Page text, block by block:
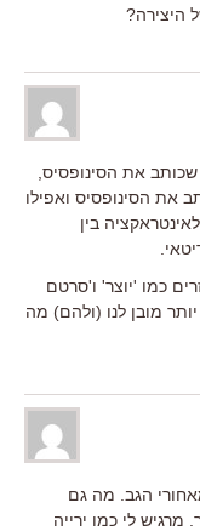
היצירה?
את הסינופסיס,
את הסינופסיס ואפילו
בין
כמו 'יוצר' ו'סרטם
מובן לנו (ולהם) מה
הגב. מה גם
לי כמו ירייה